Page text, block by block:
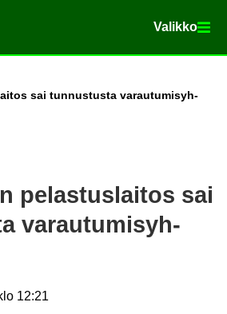
Va­lik­ko
Va­lik­ko
sai tun­nus­tus­ta va­rau­tu­mi­syh­
pe­las­tus­lai­tos sai
va­rau­tu­mi­syh­
12:21